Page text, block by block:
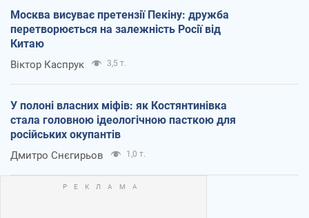
Москва висуває претензії Пекіну: дружба
перетворюється на залежність Росії від
Китаю
Віктор Каспрук 3,5 т.
У полоні власних міфів: як Костянтинівка
стала головною ідеологічною пасткою для
російських окупантів
Дмитро Снєгирьов 1,0 т.